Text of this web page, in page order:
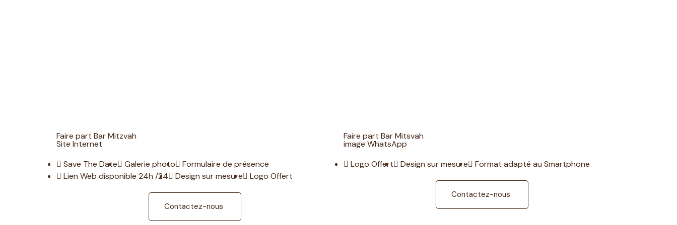
Faire part Bar Mitzvah
Site Internet
Save The Date
Galerie photo
Formulaire de présence
Lien Web disponible 24h /24
Design sur mesure Logo Offert
Contactez-nous
Faire part Bar Mitsvah
image WhatsApp
Logo Offert
Design sur mesure Format adapté au Smartphone
Contactez-nous